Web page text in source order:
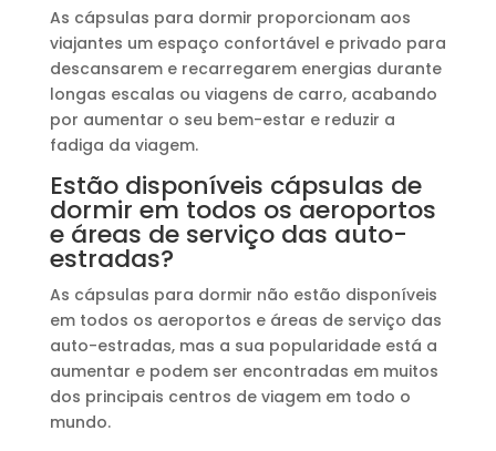
As cápsulas para dormir proporcionam aos
viajantes um espaço confortável e privado para
descansarem e recarregarem energias durante
longas escalas ou viagens de carro, acabando
por aumentar o seu bem-estar e reduzir a
fadiga da viagem.
Estão disponíveis cápsulas de
dormir em todos os aeroportos
e áreas de serviço das auto-
estradas?
As cápsulas para dormir não estão disponíveis
em todos os aeroportos e áreas de serviço das
auto-estradas, mas a sua popularidade está a
aumentar e podem ser encontradas em muitos
dos principais centros de viagem em todo o
mundo.